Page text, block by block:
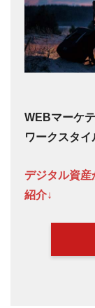
WEBマーケ
ワークスタイ
デジタル資
紹介↓